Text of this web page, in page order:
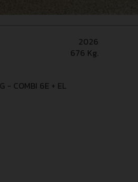
2026
676 Kg.
- COMBI 6E + EL